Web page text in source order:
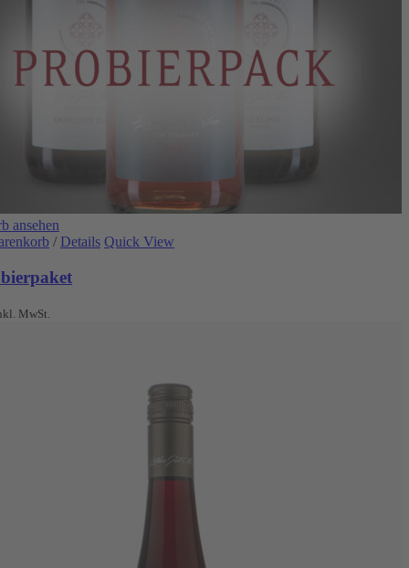
ansehen
/ Details Quick View
MwSt.